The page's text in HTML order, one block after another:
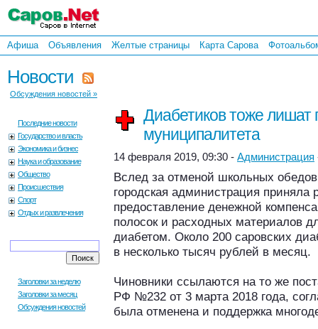
Афиша Объявления Желтые страницы Карта Сарова
Новости
Обсуждения новостей »
Последние новости
Государство и власть
Экономика и бизнес
Наука и образование
Общество
Происшествия
Спорт
Отдых и развлечения
Заголовки за неделю
Заголовки за месяц
Обсуждения новостей
Диабетиков тоже лишат
муниципалитета
14 февраля 2019, 09:30 - Администрация
Вслед за отменой школьных
городская администрация приняла
предоставление денежной
полосок и расходных материалов
диабетом. Около 200 саровских
в несколько тысяч рублей в месяц.
Чиновники ссылаются на то же
РФ №232 от 3 марта 2018 года,
была отменена и поддержка